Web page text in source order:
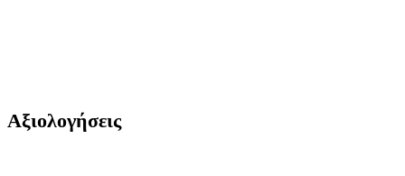
Αξιολογήσεις